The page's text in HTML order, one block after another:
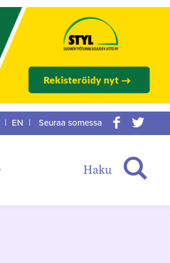
Haku
| EN |
Seuraa somessa